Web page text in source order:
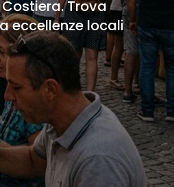
Trova
eccellenze locali